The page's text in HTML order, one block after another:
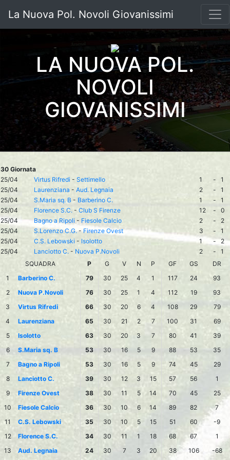
La Nuova Pol. Novoli Giovanissimi
LA NUOVA POL.
NOVOLI
GIOVANISSIMI
30 Giornata
25/04
Virtus Rifredi - Settimello 1 -
1
25/04
Laurenziana - Aud. Legnaia 2 -
1
25/04
S.Maria sq. B - Barberino C. 1 -
1
25/04
Florence S.C. - Club S Firenze 12 -
0
25/04
Bagno a Ripoli - Fiesole Calcio 2 -
2
25/04
S.Lorenzo C.G.-Firenze Ovest 3 -
1
25/04
C.S. Lebowski - Isolotto 1 - 2
25/04
Lanciotto C. - Nuova P.Novoli 2 -
1
SQUADRA
P G V N P GF GS
DR
1
Barberino C. 79 30 25 4 1 117 24
93
2
Nuova P.Novoli 76 30 25 1 4 112 19
93
3
Virtus Rifredi 66 30 20 6 4 108 29
79
4
Laurenziana 65 30 21 2 7 100 31
69
5
Isolotto 63 30 20 3 7 80 41
39
6
S.Maria sq. B 53 30 16 5 9 88 53
35
7
Bagno a Ripoli 53 30 16 5 9 74 45
29
8
Lanciotto C. 39 30 12 3 15 57 56
1
9
Firenze Ovest 38 30 11 5 14 70 45
25
10
Fiesole Calcio 36 30 10 6 14 89 82
7
11
C.S. Lebowski 35 30 10 5 15 51 60
-9
12
Florence S.C. 34 30 11 1 18 68 67
1
13
Aud. Legnaia 24 30 7 3 20 38 106 -68